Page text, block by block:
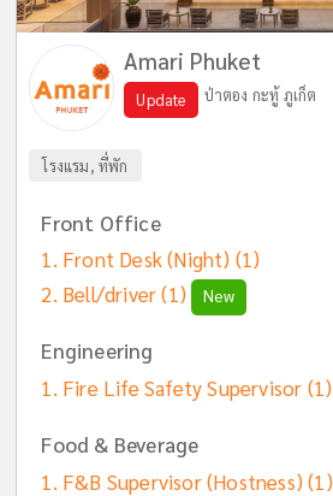
Amari Phuket
Update ป่าตอง กะทู้ ภูเก็ต
โรงแรม, ที่พัก
Front Office
Front Desk (Night) (1)
Bell/driver(1) New
Engineering
Fire Life Safety Supervisor (1)
Food & Beverage
F&B Supervisor (Hostness) (1)